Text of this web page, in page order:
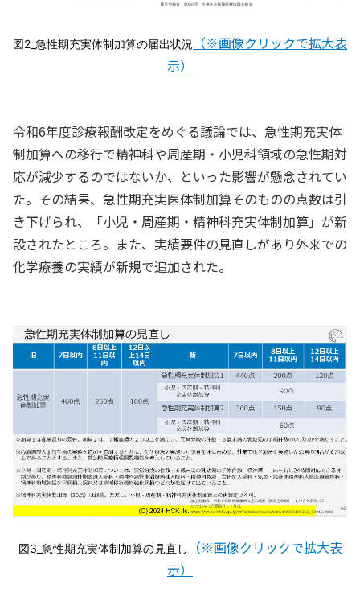
図2_急性期充実体制加算の届出状況
（※画像クリックで拡大表
示）
令和6年度診療報酬改定をめぐる議論では、急性期充実体
制加算への移行で精神科や周産期・小児科領域の急性期対
応が減少するのではないか、といった影響が懸念されてい
た。その結果、急性期充実医体制加算そのものの点数は引
き下げられ、「小児・周産期・精神科充実体制加算」が新
設されたところ。また、実績要件の見直しがあり外来での
化学療養の実績が新規で追加された。
図3_急性期充実体制加算の見直し
（※画像クリックで拡大表
示）